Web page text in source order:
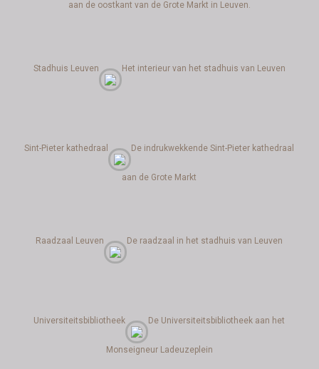
aan de oostkant van de Grote Markt in Leuven.
Stadhuis Leuven Het interieur van het stadhuis van Leuven
Sint-Pieter kathedraal De indrukwekkende Sint-Pieter kathedraal
aan de Grote Markt
Raadzaal Leuven De raadzaal in het stadhuis van Leuven
Universiteitsbibliotheek De Universiteitsbibliotheek aan het
Monseigneur Ladeuzeplein